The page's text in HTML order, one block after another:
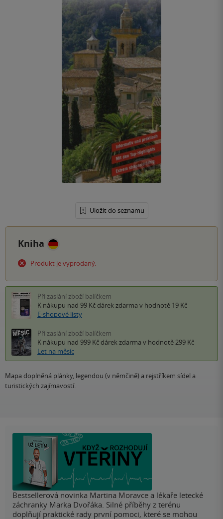
Uložit do seznamu
Kniha
Produkt je vyprodaný.
Při zaslání zboží balíčkem
K nákupu nad 99 Kč dárek zdarma v hodnotě 19 Kč
E-shopové listy
Při zaslání zboží balíčkem
K nákupu nad 999 Kč dárek zdarma v hodnotě 299 Kč
Let na měsíc
Mapa doplněná plánky, legendou (v němčině) a rejstříkem sídel a
turistických zajímavostí.
Bestsellerová novinka Martina Moravce a lékaře letecké
záchranky Marka Dvořáka. Silné příběhy z terénu
doplňují praktické rady první pomoci, které se mohou